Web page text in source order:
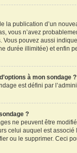
la publication d’un
vous n’avez
pouvez aussi
durée illimitée) et enfin
à mon sondage ?
est défini par
?
ne peuvent être
celui auquel est
ou le supprimer. Ceci